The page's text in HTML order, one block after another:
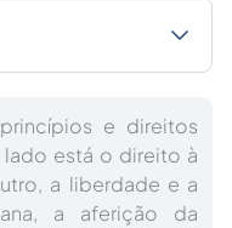
e direitos
está o direito à
a liberdade e a
a aferição da